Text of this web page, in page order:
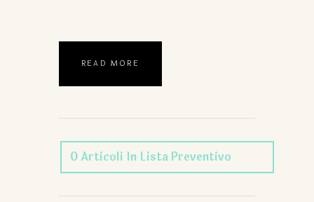
READ MORE
0Articoli In Lista Preventivo